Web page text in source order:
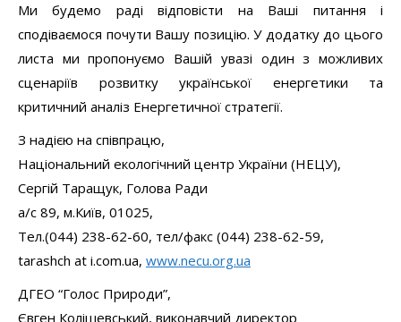
Ми будемо раді відповісти на Ваші питання і
сподіваємося почути Вашу позицію. У додатку до цього
листа ми пропонуємо Вашій увазі один з можливих
сценаріїв розвитку української енергетики та
критичний аналіз Енергетичної стратегії.
З надією на співпрацю,
Національний екологічний центр України (НЕЦУ),
Сергій Таращук, Голова Ради
а/с 89, м.Київ, 01025,
Тел.(044) 238-62-60, тел/факс (044) 238-62-59,
tarashch at i.com.ua, www.necu.org.ua
ДГЕО “Голос Природи”,
Євген Колішевський, виконавчий директор